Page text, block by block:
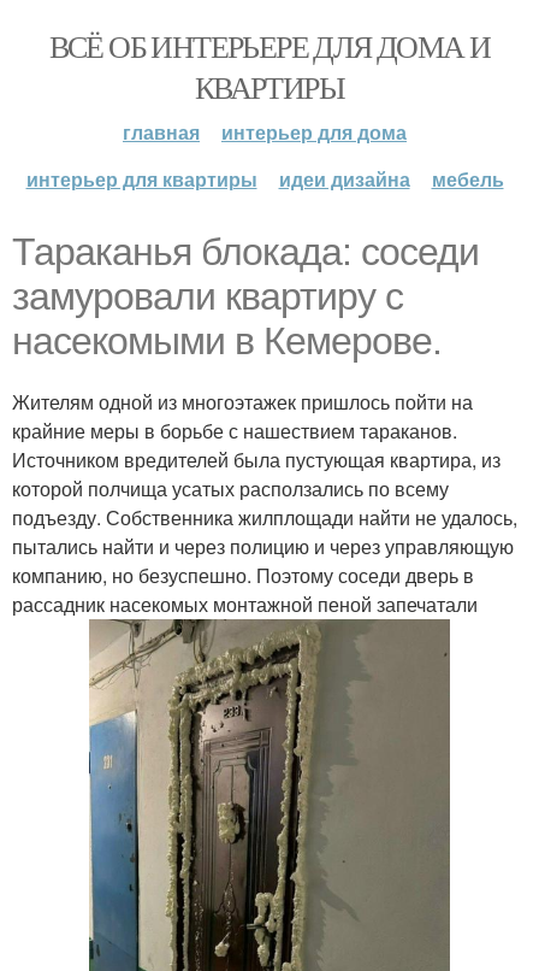
ВСЁ ОБ ИНТЕРЬЕРЕ ДЛЯ ДОМА И
КВАРТИРЫ
главная
интерьер для дома
интерьер для квартиры
идеи дизайна мебель
Тараканья блокада: соседи
замуровали квартиру с
насекомыми в Кемерове.
Жителям одной из многоэтажек пришлось пойти на
крайние меры в борьбе с нашествием тараканов.
Источником вредителей была пустующая квартира, из
которой полчища усатых расползались по всему
подъезду. Собственника жилплощади найти не удалось,
пытались найти и через полицию и через управляющую
компанию, но безуспешно. Поэтому соседи дверь в
рассадник насекомых монтажной пеной запечатали